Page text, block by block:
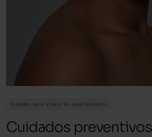
Cuidados para sinais de envelhecimento
Cuidados preventivos